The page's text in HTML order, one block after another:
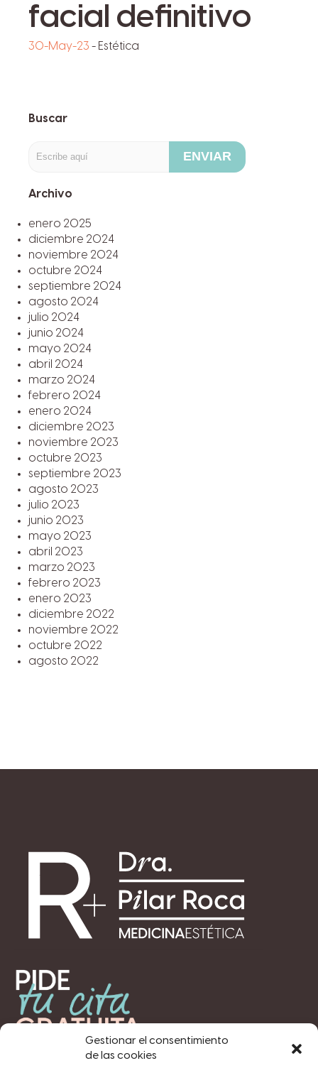
Gestionar el consentimiento
de las cookies
facial definitivo
30-May-23 - Estética
Buscar
ENVIAR
Archivo
enero 2025
diciembre 2024
noviembre 2024
octubre 2024
septiembre 2024
agosto 2024
julio 2024
junio 2024
mayo 2024
abril 2024
marzo 2024
febrero 2024
enero 2024
diciembre 2023
noviembre 2023
octubre 2023
septiembre 2023
agosto 2023
julio 2023
junio 2023
mayo 2023
abril 2023
marzo 2023
febrero 2023
enero 2023
diciembre 2022
noviembre 2022
octubre 2022
agosto 2022